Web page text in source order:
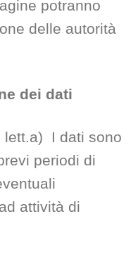
potranno
delle autorità
dei dati
lett.a) I dati sono
periodi di
attività di